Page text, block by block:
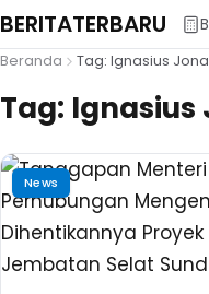
BERITATERBARU
Beranda Tag: Ignasius
Tag: Ignasius
News